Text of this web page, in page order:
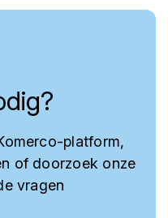
platform,
of doorzoek onze
vragen